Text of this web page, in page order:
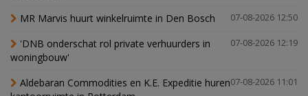
07-08-2026 12:50
MR Marvis huurt winkelruimte in Den Bosch
07-08-2026 12:19
'DNB onderschat rol private verhuurders in
woningbouw'
07-08-2026 11:01
Aldebaran Commodities en K.E. Expeditie huren